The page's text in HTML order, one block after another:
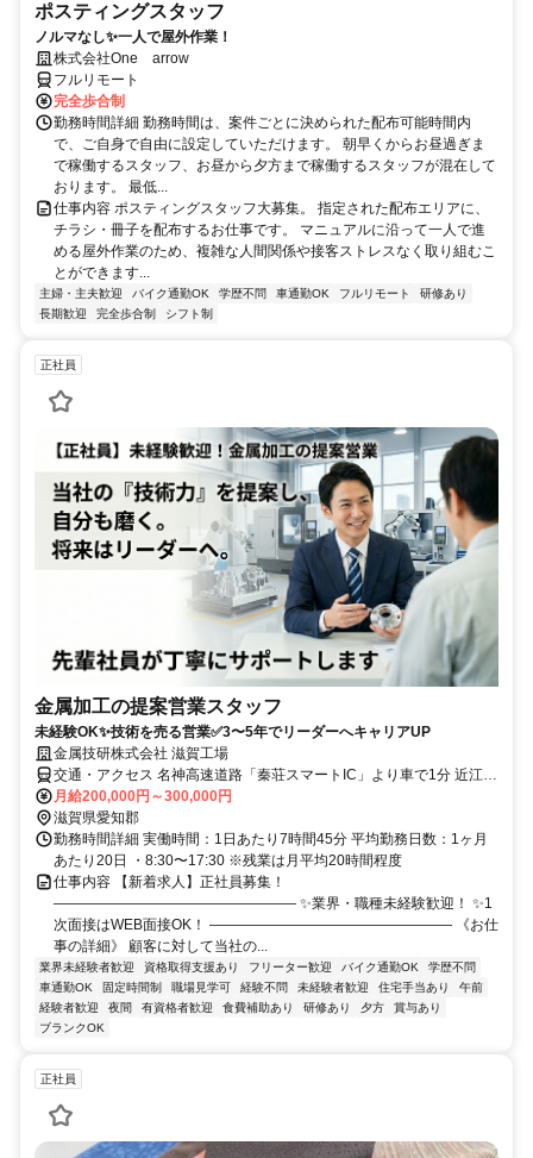
ポスティングスタッフ
ノルマなし✨一人で屋外作業！
株式会社One arrow
フルリモート
完全歩合制
勤務時間詳細 勤務時間は、案件ごとに決められた配布可能時間内
で、ご自身で自由に設定していただけます。 朝早くからお昼過ぎま
で稼働するスタッフ、お昼から夕方まで稼働するスタッフが混在して
おります。 最低...
仕事内容 ポスティングスタッフ大募集。 指定された配布エリアに、
チラシ・冊子を配布するお仕事です。 マニュアルに沿って一人で進
める屋外作業のため、複雑な人間関係や接客ストレスなく取り組むこ
とができます...
主婦・主夫歓迎 バイク通勤OK 学歴不問 車通勤OK フルリモート
研修あり
長期歓迎
完全歩合制 シフト制
正社員
金属加工の提案営業スタッフ
未経験OK✨技術を売る営業✅3〜5年でリーダーへキャリアUP
金属技研株式会社 滋賀工場
交通・アクセス 名神高速道路「秦荘スマートIC」より車で1分 近江鉄
道本線「愛知川駅」より車で約12分 JR琵琶湖線「稲枝駅」より車で
約20分
月給200,000円～300,000円
滋賀県愛知郡
勤務時間詳細 実働時間：1日あたり7時間45分 平均勤務日数：1ヶ月
あたり20日 ・8:30〜17:30 ※残業は月平均20時間程度
仕事内容 【新着求人】正社員募集！
――――――――――――――――― ✨業界・職種未経験歓迎！ ✨1
次面接はWEB面接OK！ ――――――――――――――――― 《お仕
事の詳細》 顧客に対して当社の...
業界未経験者歓迎 資格取得支援あり フリーター歓迎 バイク通勤OK
学歴不問
車通勤OK
固定時間制 職場見学可 経験不問 未経験者歓迎 住宅手当あり
午前
経験者歓迎
夜間 有資格者歓迎 食費補助あり 研修あり 夕方
賞与あり
ブランクOK
正社員